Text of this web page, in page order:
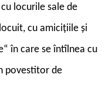
locurile sale de
cu amicițiile și
în care se întîlnea cu
povestitor de